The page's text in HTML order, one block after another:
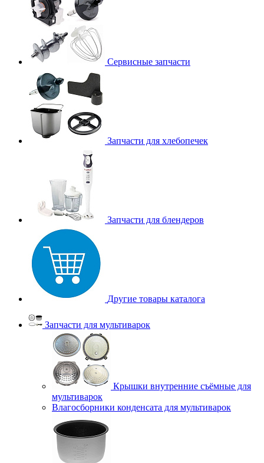
Сервисные запчасти
Запчасти для хлебопечек
Запчасти для блендеров
Другие товары каталога
Запчасти для мультиварок
Крышки внутренние съёмные для
мультиварок
Влагосборники конденсата для мультиварок